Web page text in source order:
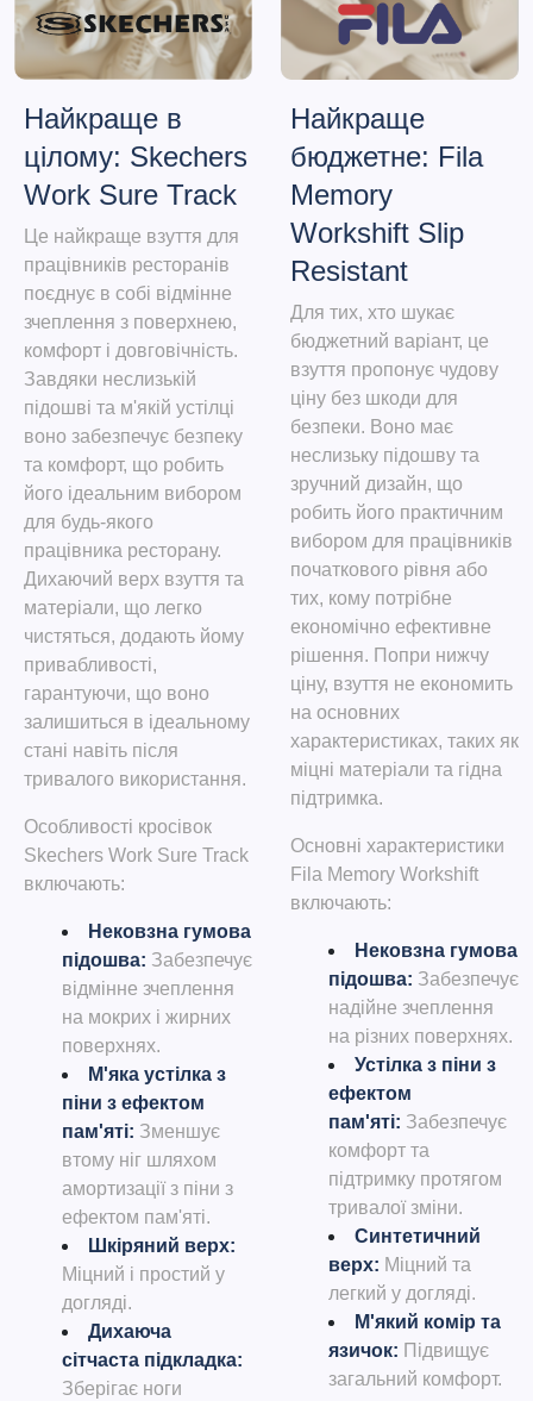
Найкраще в
цілому: Skechers
Work Sure Track
Це найкраще взуття для
працівників ресторанів
поєднує в собі відмінне
зчеплення з поверхнею,
комфорт і довговічність.
Завдяки неслизькій
підошві та м'якій устілці
воно забезпечує безпеку
та комфорт, що робить
його ідеальним вибором
для будь-якого
працівника ресторану.
Дихаючий верх взуття та
матеріали, що легко
чистяться, додають йому
привабливості,
гарантуючи, що воно
залишиться в ідеальному
стані навіть після
тривалого використання.
Особливості кросівок
Skechers Work Sure Track
включають:
Нековзна гумова
підошва: Забезпечує
відмінне зчеплення
на мокрих і жирних
поверхнях.
М'яка устілка з
піни з ефектом
пам'яті: Зменшує
втому ніг шляхом
амортизації з піни з
ефектом пам'яті.
Шкіряний верх:
Міцний і простий у
догляді.
Дихаюча
сітчаста підкладка:
Зберігає ноги
Найкраще
бюджетне: Fila
Memory
Workshift Slip
Resistant
Для тих, хто шукає
бюджетний варіант, це
взуття пропонує чудову
ціну без шкоди для
безпеки. Воно має
неслизьку підошву та
зручний дизайн, що
робить його практичним
вибором для працівників
початкового рівня або
тих, кому потрібне
економічно ефективне
рішення. Попри нижчу
ціну, взуття не економить
на основних
характеристиках, таких як
міцні матеріали та гідна
підтримка.
Основні характеристики
Fila Memory Workshift
включають:
Нековзна гумова
підошва: Забезпечує
надійне зчеплення
на різних поверхнях.
Устілка з піни з
ефектом
пам'яті: Забезпечує
комфорт та
підтримку протягом
тривалої зміни.
Синтетичний
верх: Міцний та
легкий у догляді.
М'який комір та
язичок: Підвищує
загальний комфорт.